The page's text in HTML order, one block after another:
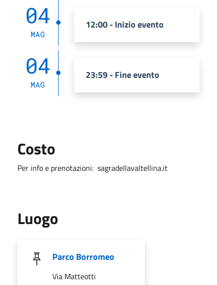
04
MAG
12:00 - Inizio evento
04
MAG
23:59 - Fine evento
Costo
Per info e prenotazioni: sagradellavaltellina.it
Luogo
Parco Borromeo
Via Matteotti